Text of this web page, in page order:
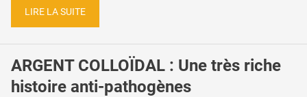
LIRE LA SUITE
ARGENT COLLOÏDAL : Une très riche
histoire anti-pathogènes